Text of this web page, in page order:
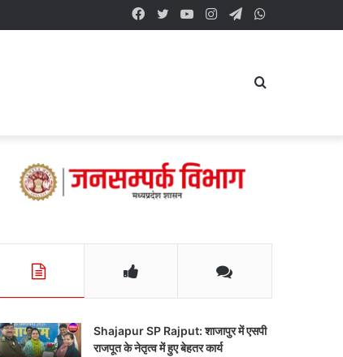
Telegram
Instagram
YouTube
Twitter
Facebook
Search
Shajapur SP Rajput: शाजापुर में एसपी
राजपूत के नेतृत्व में हुए बेहतर कार्य